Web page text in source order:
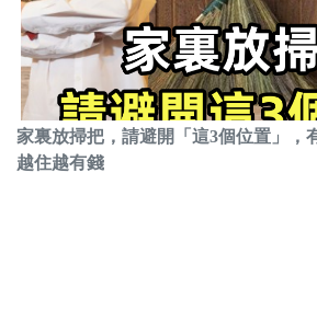
家裏放掃把，請避開「這3個位置」，
越住越有錢